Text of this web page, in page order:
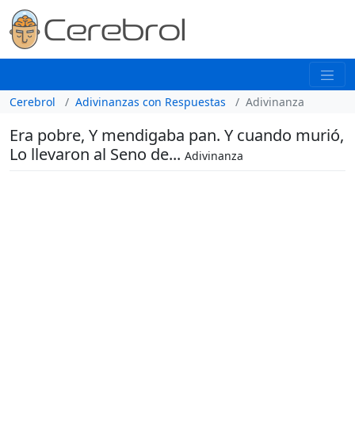
Cerebrol Adivinanzas con Respuestas Adivinanza
Era pobre, Y mendigaba pan. Y cuando murió,
Lo llevaron al Seno de... Adivinanza